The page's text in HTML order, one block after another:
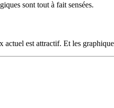
sont tout à fait sensées.
est attractif. Et les